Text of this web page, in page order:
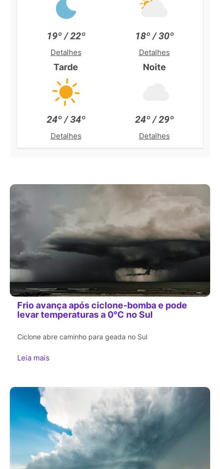
19º / 22º
Detalhes
18º / 30º
Detalhes
Tarde
24º / 34º
Detalhes
Noite
24º / 29º
Detalhes
Frio avança após ciclone-bomba e pode
levar temperaturas a 0°C no Sul
Ciclone abre caminho para geada no Sul
Leia mais